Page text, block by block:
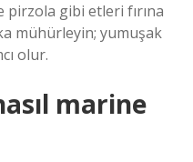
pirzola gibi etleri fırına
mühürleyin; yumuşak
olur.
marine